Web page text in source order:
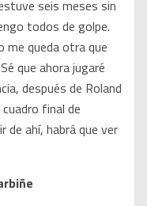
seis meses sin
todos de golpe.
me queda otra que
que ahora jugaré
después de Roland
final de
de ahí, habrá que ver